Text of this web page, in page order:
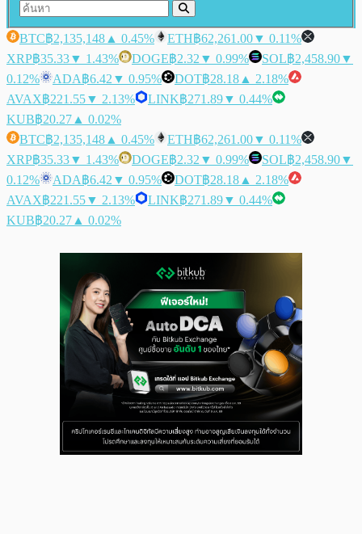
BTC฿2,135,148 ▲ 0.45% ETH฿62,261.00▼ 0.11%
XRP฿35.33▼ 1.43% DOGE฿2.32 ▼ 0.99% SOL฿2,458.90▼
0.12%
ADA฿6.42 ▼ 0.95% DOT฿28.18 ▲ 2.18%
AVAX฿221.55▼ 2.13% LINK฿271.89▼ 0.44%
KUB฿20.27 ▲ 0.02%
BTC฿2,135,148 ▲ 0.45% ETH฿62,261.00▼ 0.11%
XRP฿35.33▼ 1.43% DOGE฿2.32 ▼ 0.99% SOL฿2,458.90▼
0.12%
ADA฿6.42 ▼ 0.95% DOT฿28.18 ▲ 2.18%
AVAX฿221.55▼ 2.13% LINK฿271.89▼ 0.44%
KUB฿20.27 ▲ 0.02%